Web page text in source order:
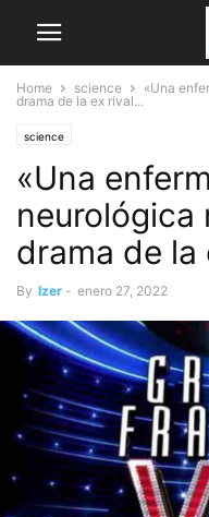
Home science
«Una
drama de la ex rival...
science
«Una
neurológica
drama de la
By Izer - enero 27, 2022